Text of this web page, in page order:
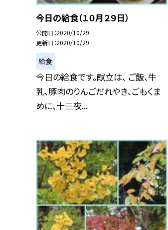
今日の給食（１０月２９日）
公開日 2020/10/29
更新日 2020/10/29
給食
今日の給食です。献立は、 ご飯、牛
乳、豚肉のりんごだれやき、ごもくま
めに、十三夜...